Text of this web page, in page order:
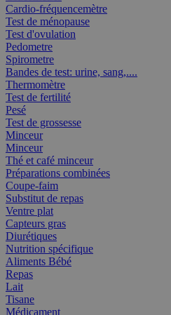
Cardio-fréquencemètre
Test de ménopause
Test d'ovulation
Pedometre
Spirometre
Bandes de test: urine, sang,....
Thermomètre
Test de fertilité
Pesé
Test de grossesse
Minceur
Minceur
Thé et café minceur
Préparations combinées
Coupe-faim
Substitut de repas
Ventre plat
Capteurs gras
Diurétiques
Nutrition spécifique
Aliments Bébé
Repas
Lait
Tisane
Médicament